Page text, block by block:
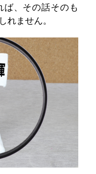
ば、その話そのも
れません。